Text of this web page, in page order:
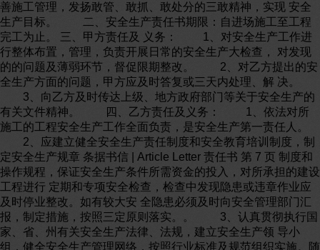
善施工管理，发扬敢管、敢抓、敢处分的三敢精神，实现 安全
生产目标。 二、安全生产责任书期限：自进场施工至工程
完工为止。 三、甲方责任及 义务： 1、对安全生产工作进
行整体布置，管理，负责开展日常的安全生产大检查， 对发现
的的问题及薄弱环节，督促限期整改。 2、对乙方提出的安
全生产方面的问题，甲方应及时答复或三天内处理、解 决。
3、向乙方及时传达上级、地方政府部门等关于安全生产的
有关文件精神。 四、乙方责任及义务： 1、依法对所
施工的工程安全生产工作全面负责，是安全生产第一责任人。
2、应建立健全安全生产责任制度和安全教育培训制度，制
定安全生产规章 条据书信 | Article Letter 责任书 第 7 页 制度和
操作规程，保证安全生产条件所需资金的投入，对所承担的建设
工程进行 定期和专项安全检查，检查中发现隐患或违章作业应
及时停业整改。如有较大安 全隐患必须及时向安全管理部门汇
报，制定措施，按照三定原则落实。。 3、认真贯彻执行国
家、省、州有关安全生产法律、法规，建立安全生产领 导小
组，健全安全生产管理网络，按照行业标准及规范组织实施。随